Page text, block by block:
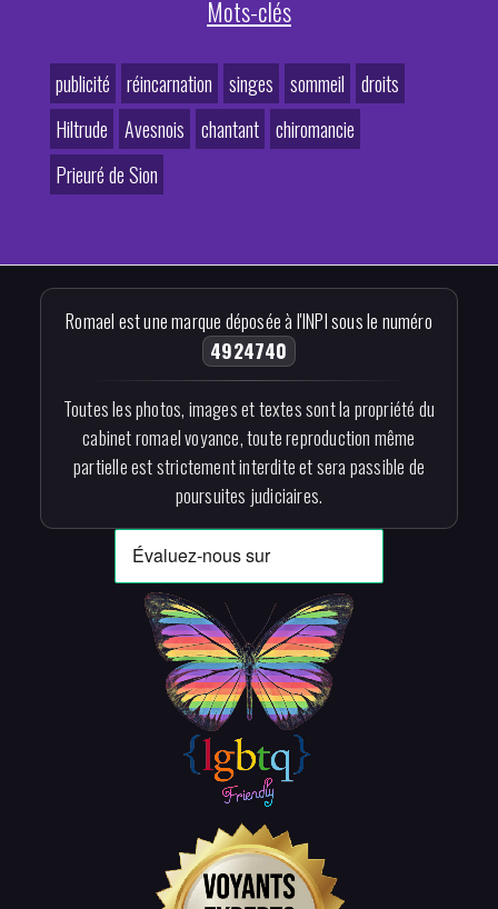
Mots-clés
publicité réincarnation singes sommeil
droits
Hiltrude
Avesnois chantant chiromancie
Prieuré de Sion
Romael est une marque déposée à l'INPI sous le numéro
4924740
Toutes les photos, images et textes sont la propriété du
cabinet romael voyance, toute reproduction même
partielle est strictement interdite et sera passible de
poursuites judiciaires.